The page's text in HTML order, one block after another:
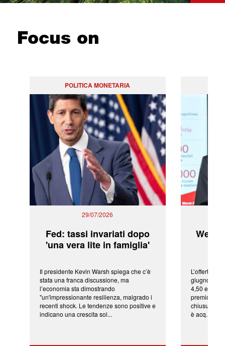
Focus on
POLITICA MONETARIA
29/07/2026
Fed: tassi invariati dopo
'una vera lite in famiglia'
Il presidente Kevin Warsh spiega che c’è
stata una franca discussione, ma
l’economia sta dimostrando
"un'impressionante resilienza, malgrado i
recenti shock. Le tendenze sono positive e
indicano una crescita sol...
L’offerta
giugno da
4,50 euro
premio di
chiusura
è acq...